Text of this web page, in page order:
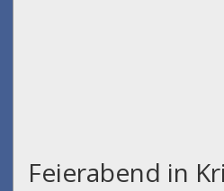
Feierabend in